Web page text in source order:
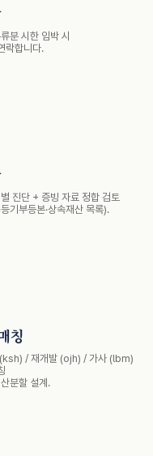
분 시한 임박 시
락합니다.
진단 + 증빙 자료 정합 검토
기부등본·상속재산 목록).
칭
(ksh) / 재개발 (ojh) / 가사 (lbm)
분할 설계.